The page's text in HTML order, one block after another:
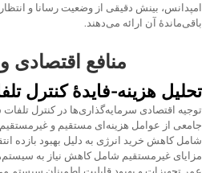
امپدانس، بینش دقیقی از وضعیت رسانا و
باقی‌ماندهٔ آن ارائه می‌دهند.
منافع
تحلیل هزینه-فایدهٔ کنترل
توجیه اقتصادی سرمایه‌گذاری‌ها در کنترل
جامعی از عوامل هزینه‌ای مستقیم و
شامل کاهش خرید انرژی به دلیل بهبود بازده
مزایای غیرمستقیم شامل کاهش نیاز به